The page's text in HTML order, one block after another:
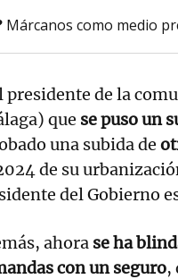
Márcanos como medio
presidente de la
que se puso un
una subida de
de su
del Gobierno
ahora se ha
con un seguro,